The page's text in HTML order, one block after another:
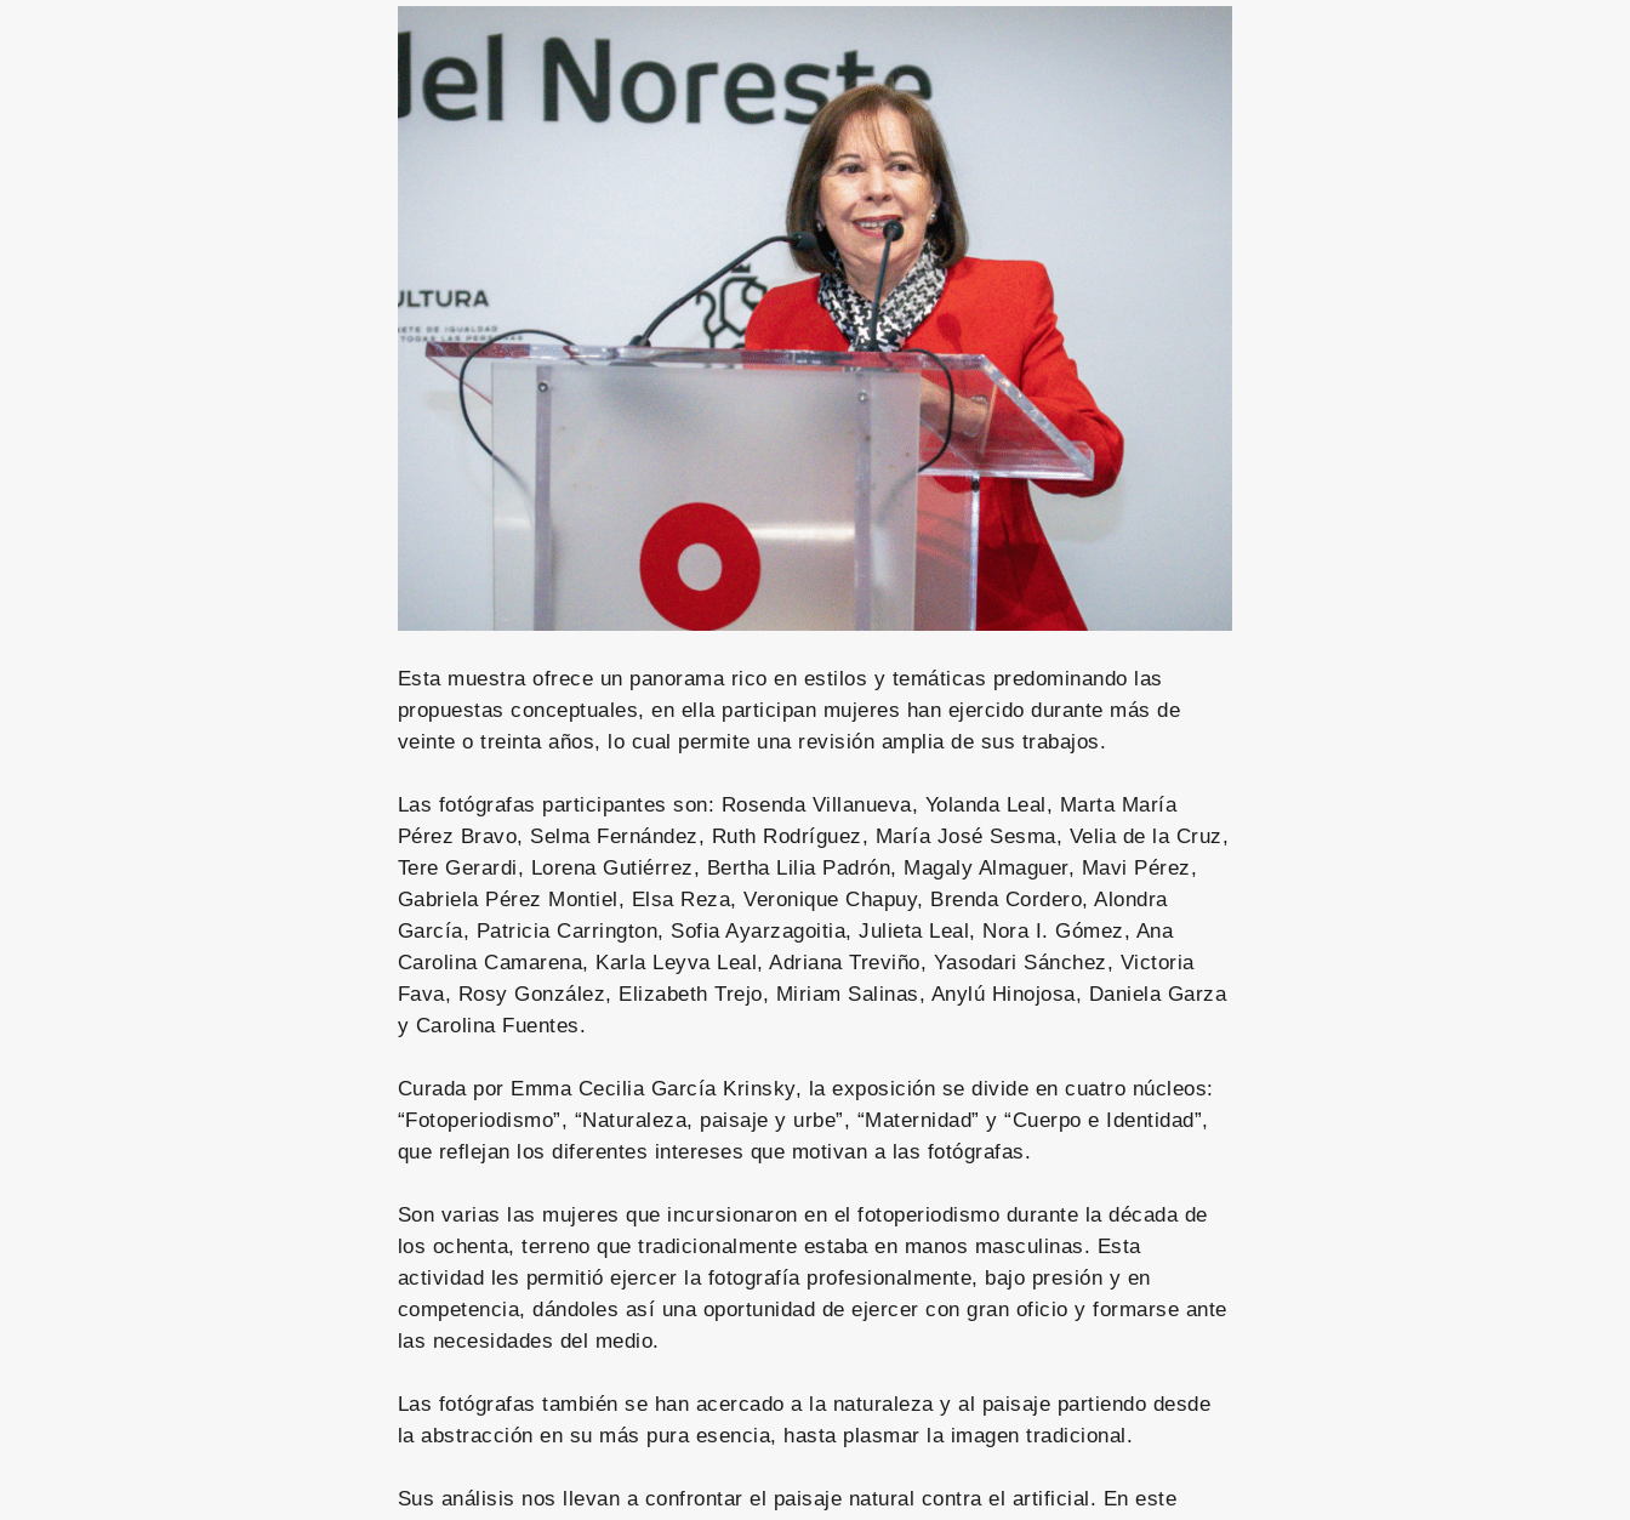
Esta muestra ofrece un panorama rico en estilos y temáticas predominando las
propuestas conceptuales, en ella participan mujeres han ejercido durante más de
veinte o treinta años, lo cual permite una revisión amplia de sus trabajos.
Las fotógrafas participantes son: Rosenda Villanueva, Yolanda Leal, Marta María
Pérez Bravo, Selma Fernández, Ruth Rodríguez, María José Sesma, Velia de la Cruz,
Tere Gerardi, Lorena Gutiérrez, Bertha Lilia Padrón, Magaly Almaguer, Mavi Pérez,
Gabriela Pérez Montiel, Elsa Reza, Veronique Chapuy, Brenda Cordero, Alondra
García, Patricia Carrington, Sofia Ayarzagoitia, Julieta Leal, Nora I. Gómez, Ana
Carolina Camarena, Karla Leyva Leal, Adriana Treviño, Yasodari Sánchez, Victoria
Fava, Rosy González, Elizabeth Trejo, Miriam Salinas, Anylú Hinojosa, Daniela Garza
y Carolina Fuentes.
Curada por Emma Cecilia García Krinsky, la exposición se divide en cuatro núcleos:
“Fotoperiodismo”, “Naturaleza, paisaje y urbe”, “Maternidad” y “Cuerpo e Identidad”,
que reflejan los diferentes intereses que motivan a las fotógrafas.
Son varias las mujeres que incursionaron en el fotoperiodismo durante la década de
los ochenta, terreno que tradicionalmente estaba en manos masculinas. Esta
actividad les permitió ejercer la fotografía profesionalmente, bajo presión y en
competencia, dándoles así una oportunidad de ejercer con gran oficio y formarse ante
las necesidades del medio.
Las fotógrafas también se han acercado a la naturaleza y al paisaje partiendo desde
la abstracción en su más pura esencia, hasta plasmar la imagen tradicional.
Sus análisis nos llevan a confrontar el paisaje natural contra el artificial. En este